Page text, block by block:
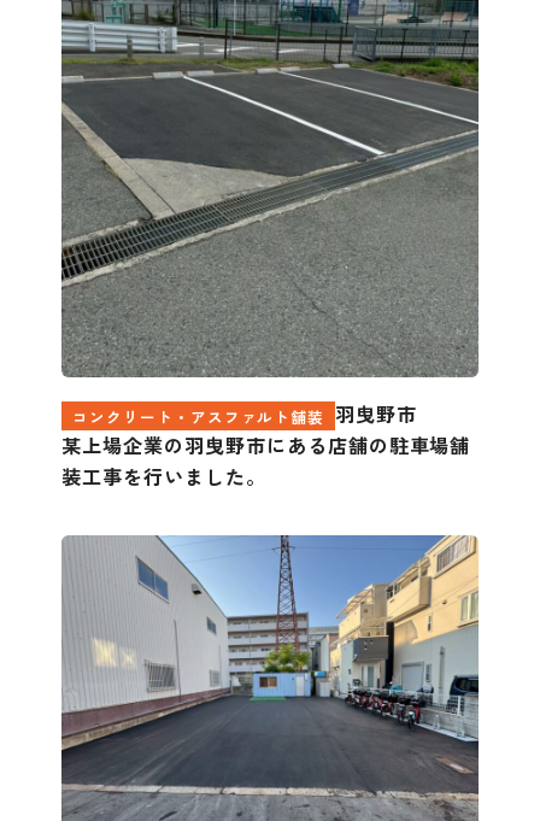
コンクリート・アスファルト舗装
羽曳野市
某上場企業の羽曳野市にある店舗の駐車場舗
装工事を行いました。